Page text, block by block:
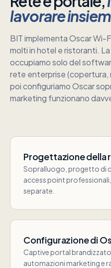
lavorare
BIT implementa Oscar Wi-
molti in hotel e ristoranti.
occupiamo solo del
rete enterprise (copertura,
poi configuriamo Oscar
marketing funzionano
Progettazione della
Sopralluogo, progetto di
access point
separate.
Configurazione di
Captive portal
automazioni marketing e